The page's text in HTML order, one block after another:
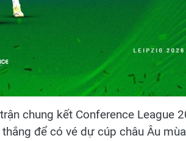
chung kết Conference League
để có vé dự cúp châu Âu